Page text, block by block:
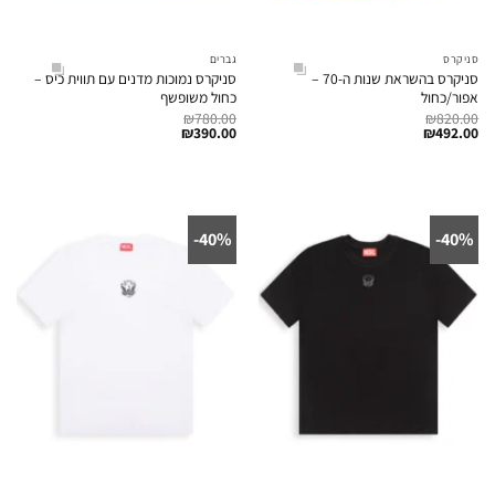
סניקרס
סניקרס בהשראת שנות ה-70 –
אפור/כחול
₪820.00
₪492.00
גברים
סניקרס נמוכות מדנים עם תווית כיס –
כחול משופשף
₪780.00
₪390.00
40%-
40%-